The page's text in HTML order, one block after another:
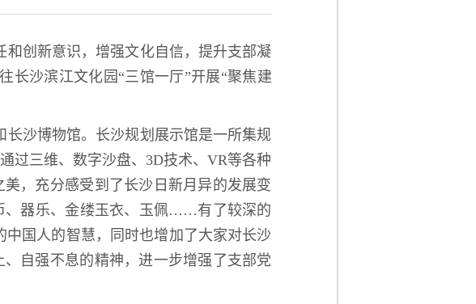
创新意识，增强文化自信，提升支部凝
长沙滨江文化园“三馆一厅”开展“聚焦建
沙博物馆。长沙规划展示馆是一所集规
过三维、数字沙盘、3D技术、VR等各种
，充分感受到了长沙日新月异的发展变
、器乐、金缕玉衣、玉佩……有了较深的
中国人的智慧，同时也增加了大家对长沙
自强不息的精神，进一步增强了支部党